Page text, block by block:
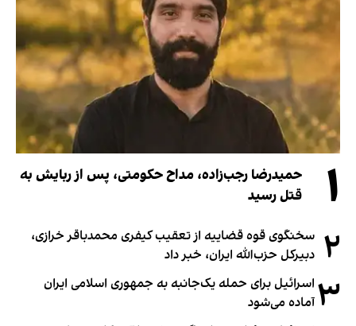
۱
حمیدرضا رجب‌زاده، مداح حکومتی، پس از ربایش به
قتل رسید
۲ سخنگوی قوه قضاییه از تعقیب کیفری محمدباقر خرازی،
دبیر‌کل حزب‌الله ایران، خبر داد
۳ اسرائیل برای حمله یک‌جانبه به جمهوری اسلامی ایران
آماده می‌شود